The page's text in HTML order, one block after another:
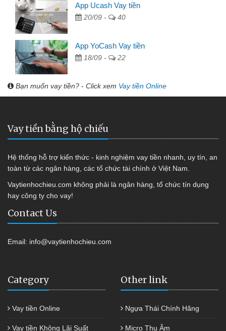
App Ucash Vay tiền
20/09 - 40
App YoCash Vay tiền
18/09 - 22
Bạn muốn vay tiền? - Click xem Vay tiền Online
Vay tiền bằng hộ chiếu
Hệ thống hỗ trợ kiến thức - kinh nghiệm vay tiền nhanh, uy tín, an
toàn từ các ngân hàng, các tổ chức tài chính ở Việt Nam.
Vaytienhochieu.com không phải là ngân hàng, tổ chức tín dụng
hay công ty cho vay!
Contact Us
Email: info@vaytienhochieu.com
Category
Vay tiền Online
Vay tiền Không Lãi Suất
Other link
Ngựa Thái Chính Hãng
Micro Thu Âm